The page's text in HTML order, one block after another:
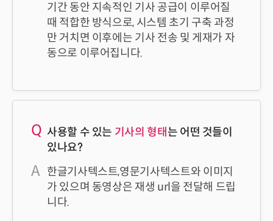
기간 동안 지속적인 기사 공급이 이루어질
때 적합한 방식으로, 시스템 초기 구축 과정
만 거치면 이후에는 기사 전송 및 게재가 자
동으로 이루어집니다.
사용할 수 있는 기사의 형태 는 어떤 것들이
있나요?
한글기사텍스트,영문기사텍스트와 이미지
가 있으며 동영상은 재생 url을 전달해 드립
니다.